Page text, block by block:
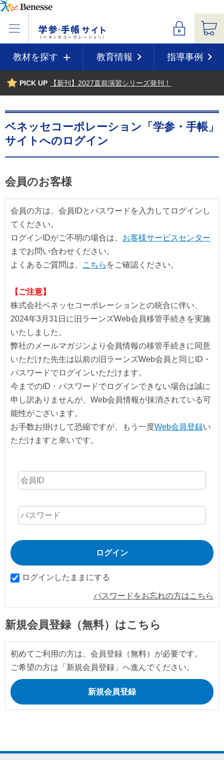
教材を探す 教育情報 指導事例
PICK UP 【新刊】2027直前演習シリーズ発刊！
ベネッセコーポレーション「学参・手帳」
サイトへのログイン
会員のお客様
会員の方は、会員IDとパスワードを入力してログインし
てください。
ログインIDがご不明の場合は、 お客様サービスセンター
までお問い合わせください。
よくあるご質問は、
こちら をご確認ください。
【ご注意】
株式会社ベネッセコーポレーションとの統合に伴い、
2024年3月31日に旧ラーンズWeb会員移管手続きを実施
いたしました。
弊社のメールマガジンより会員情報の移管手続きに同意
いただけた先生は以前の旧ラーンズWeb会員と同じID・
パスワードでログインいただけます。
今までのID・パスワードでログインできない場合は誠に
申し訳ありませんが、Web会員情報が抹消されている可
能性がございます。
お手数お掛けして恐縮ですが、もう一度Web会員登録い
ただけますと幸いです。
ログインしたままにする
パスワードをお忘れの方はこちら
新規会員登録（無料）はこちら
初めてご利用の方は、会員登録（無料）が必要です。
ご希望の方は「新規会員登録」へ進んでください。